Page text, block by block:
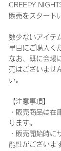
CREEPY
販売をスタート
数少ないアイテ
早目にご購入く
なお、既に会場
売はございませ
い。
【注意事項】
・販売商品は在
ります。
・販売開始時に
能性がございま